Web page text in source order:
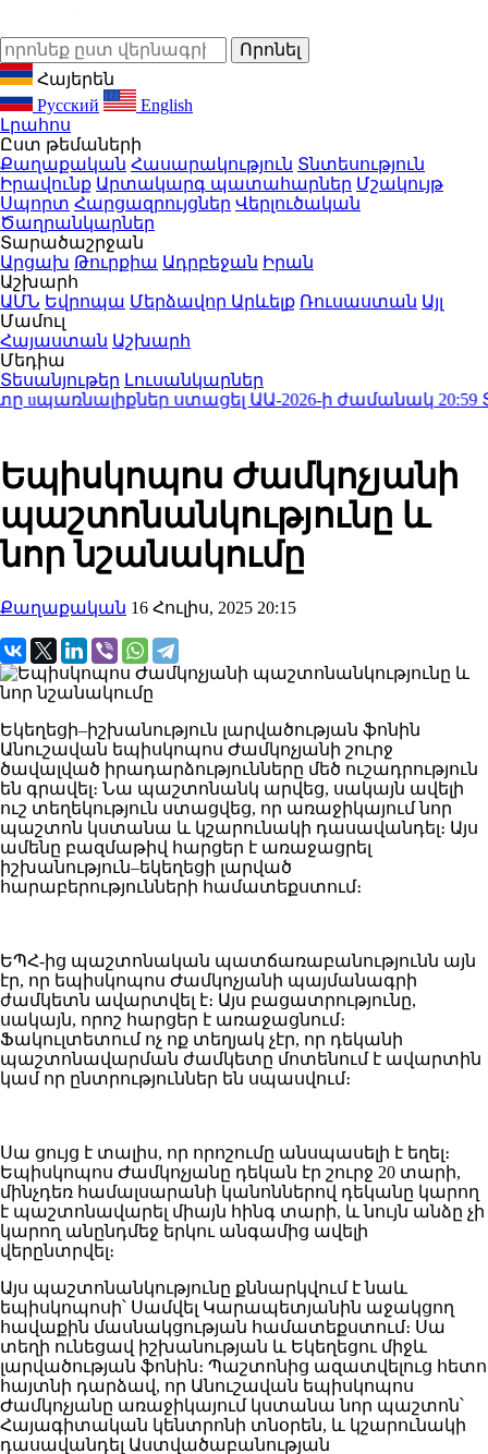
Հայերեն
Русский
English
Լրահոս
Ըստ թեմաների
Քաղաքական Հասարակություն Տնտեսություն
Իրավունք Արտակարգ պատահարներ Մշակույթ
Սպորտ Հարցազրույցներ Վերլուծական
Ծաղրանկարներ
Տարածաշրջան
Արցախ Թուրքիա Ադրբեջան Իրան
Աշխարհ
ԱՄՆ Եվրոպա Մերձավոր Արևելք Ռուսաստան Այլ
Մամուլ
Հայաստան Աշխարհ
Մեդիա
Տեսանյութեր Լուսանկարներ
ստացել ԱԱ-2026-ի ժամանակ20:59
Եպիսկոպոս Ժամկոչյանի
պաշտոնանկությունը և
նոր նշանակումը
Քաղաքական 16 Հուլիս, 2025 20:15
Եկեղեցի–իշխանություն լարվածության ֆոնին
Անուշավան եպիսկոպոս Ժամկոչյանի շուրջ
ծավալված իրադարձությունները մեծ ուշադրություն
են գրավել։ Նա պաշտոնանկ արվեց, սակայն ավելի
ուշ տեղեկություն ստացվեց, որ առաջիկայում նոր
պաշտոն կստանա և կշարունակի դասավանդել։ Այս
ամենը բազմաթիվ հարցեր է առաջացրել
իշխանություն–եկեղեցի լարված
հարաբերությունների համատեքստում։
ԵՊՀ-ից պաշտոնական պատճառաբանությունն այն
էր, որ եպիսկոպոս Ժամկոչյանի պայմանագրի
ժամկետն ավարտվել է։ Այս բացատրությունը,
սակայն, որոշ հարցեր է առաջացնում։
Ֆակուլտետում ոչ ոք տեղյակ չէր, որ դեկանի
պաշտոնավարման ժամկետը մոտենում է ավարտին
կամ որ ընտրություններ են սպասվում։
Սա ցույց է տալիս, որ որոշումը անսպասելի է եղել։
Եպիսկոպոս Ժամկոչյանը դեկան էր շուրջ 20 տարի,
մինչդեռ համալսարանի կանոններով դեկանը կարող
է պաշտոնավարել միայն հինգ տարի, և նույն անձը չի
կարող անընդմեջ երկու անգամից ավելի
վերընտրվել։
Այս պաշտոնանկությունը քննարկվում է նաև
եպիսկոպոսի՝ Սամվել Կարապետյանին աջակցող
հավաքին մասնակցության համատեքստում։ Սա
տեղի ունեցավ իշխանության և Եկեղեցու միջև
լարվածության ֆոնին։ Պաշտոնից ազատվելուց հետո
հայտնի դարձավ, որ Անուշավան եպիսկոպոս
Ժամկոչյանը առաջիկայում կստանա նոր պաշտոն՝
Հայագիտական կենտրոնի տնօրեն, և կշարունակի
դասավանդել Աստվածաբանության